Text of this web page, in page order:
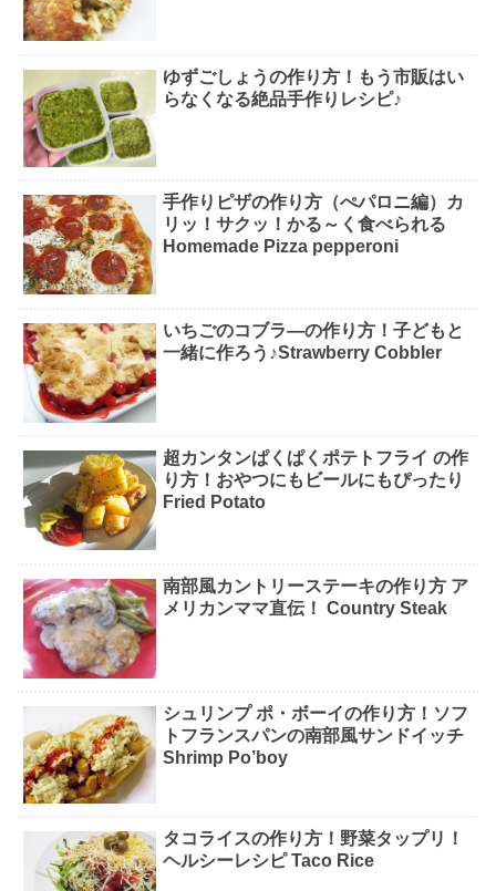
ゆずごしょうの作り方！もう市販はい
らなくなる絶品手作りレシピ♪
手作りピザの作り方（ぺパロニ編）カ
リッ！サクッ！かる～く食べられる
Homemade Pizza pepperoni
いちごのコブラ―の作り方！子どもと
一緒に作ろう♪Strawberry Cobbler
超カンタンぱくぱくポテトフライ の作
り方！おやつにもビールにもぴったり
Fried Potato
南部風カントリーステーキの作り方 ア
メリカンママ直伝！ Country Steak
シュリンプ ポ・ボーイの作り方！ソフ
トフランスパンの南部風サンドイッチ
Shrimp Po’boy
タコライスの作り方！野菜タップリ！
ヘルシーレシピ Taco Rice